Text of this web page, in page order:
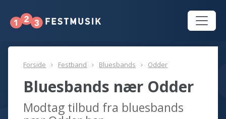
Forside Festband Bluesbands Odder
Bluesbands nær Odder
Modtag tilbud fra bluesbands